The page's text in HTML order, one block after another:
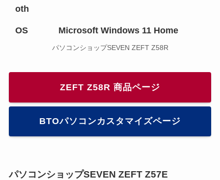
oth
OS Microsoft Windows 11 Home
パソコンショップSEVEN ZEFT Z58R
ZEFT Z58R 商品ページ
BTOパソコンカスタマイズページ
パソコンショップSEVEN ZEFT Z57E